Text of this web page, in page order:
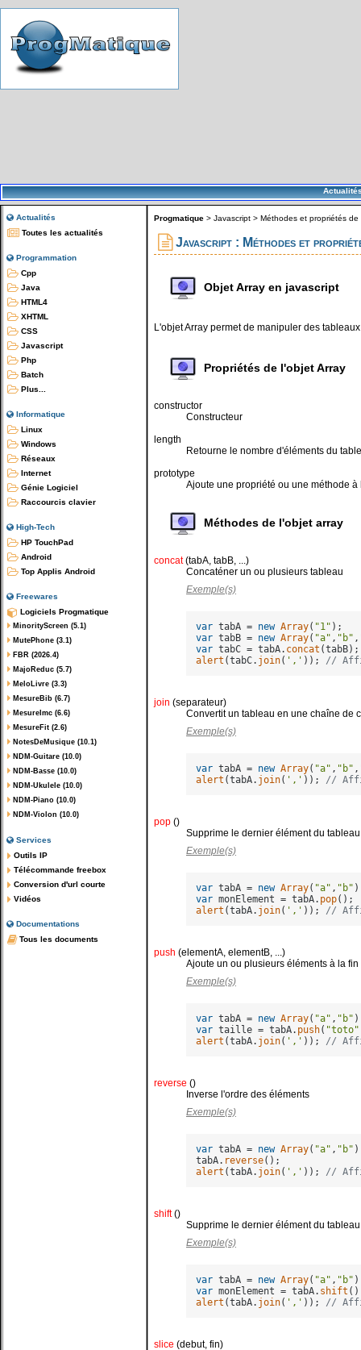
Actualités
Toutes les actualités
Programmation
Cpp
Java
HTML4
XHTML
CSS
Javascript
Php
Batch
Plus...
Informatique
Linux
Windows
Réseaux
Internet
Génie Logiciel
Raccourcis clavier
High-Tech
HP TouchPad
Android
Top Applis Android
Freewares
Logiciels Progmatique
MinorityScreen (5.1)
MutePhone (3.1)
FBR (2026.4)
MajoReduc (5.7)
MeloLivre (3.3)
MesureBib (6.7)
MesureImc (6.6)
MesureFit (2.6)
NotesDeMusique (10.1)
NDM-Guitare (10.0)
NDM-Basse (10.0)
NDM-Ukulele (10.0)
NDM-Piano (10.0)
NDM-Violon (10.0)
Services
Outils IP
Télécommande freebox
Conversion d'url courte
Vidéos
Documentations
Tous les documents
Progmatique > Javascript > Méthodes et propriétés de
Javascript : Méthodes et
Objet Array en javascript
L'objet Array permet de manipuler des
Propriétés de l'objet Array
constructor
Constructeur
length
Retourne le nombre d'éléments du
prototype
Ajoute une propriété ou une méthode à
Méthodes de l'objet array
concat(tabA, tabB, ...)
Concaténer un ou plusieurs tableau
Exemple(s)
var tabA = new Array( "1"
var tabB = new Array( "a" , "b" ,
var tabC = tabA. concat
alert (tabC. join( ',' )); //
join (separateur)
Convertit un tableau en une chaîne de
Exemple(s)
var tabA = new Array( "a" , "b" ,
alert (tabA. join( ',' )); //
pop ()
Supprime le dernier élément du
Exemple(s)
var tabA = new Array( "a" , "b"
var monElement = tabA. pop
alert (tabA. join( ',' )); //
push (elementA, elementB, ...)
Ajoute un ou plusieurs éléments à la
Exemple(s)
var tabA = new Array( "a" , "b"
var taille = tabA. push( "toto"
alert (tabA. join( ',' )); //
reverse ()
Inverse l'ordre des éléments
Exemple(s)
var tabA = new Array( "a" , "b"
tabA. reverse
alert (tabA. join( ',' )); //
shift()
Supprime le dernier élément du
Exemple(s)
var tabA = new Array( "a" , "b"
var monElement = tabA. shift
alert (tabA. join( ',' )); //
slice (debut, fin)